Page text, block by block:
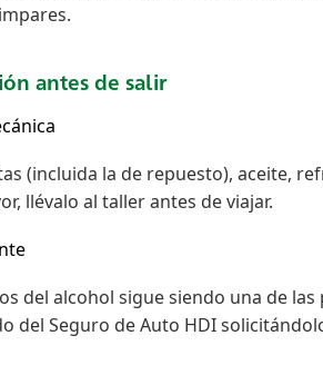
antes de salir
(incluida la de repuesto), aceite,
llévalo al taller antes de viajar.
del alcohol sigue siendo una de
del Seguro de Auto HDI